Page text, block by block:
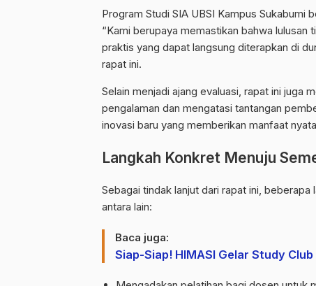
Program Studi SIA UBSI Kampus Sukabumi
“Kami berupaya memastikan bahwa
praktis yang dapat langsung diterapkan di
rapat ini.
Selain menjadi ajang evaluasi, rapat ini juga
pengalaman dan mengatasi tantangan
inovasi baru yang memberikan manfaat
Langkah Konkret Menuju
Sebagai tindak lanjut dari rapat ini,
antara lain:
Baca juga:
Siap-Siap! HIMASI Gelar Study